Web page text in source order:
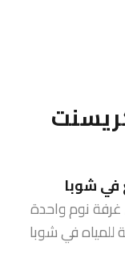
كريسنت
في شوبا
نوم واحدة
في شوبا